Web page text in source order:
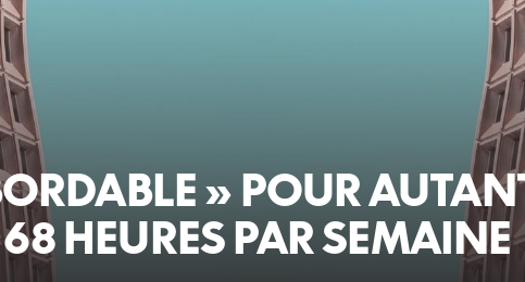
» POUR
68 HEURES PAR SEMAINE